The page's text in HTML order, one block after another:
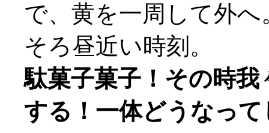
で、黄を一周して外
そろ昼近い時刻。
駄菓子菓子！その時
する！一体どうなっ